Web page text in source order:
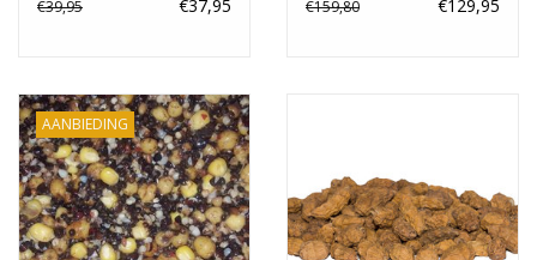
€39,95 €37,95 €159,80 €129,95
AANBIEDING